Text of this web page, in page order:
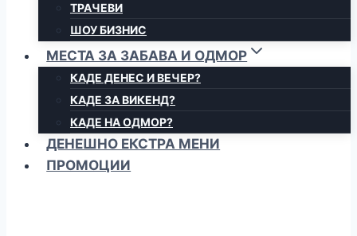
ТРАЧЕВИ
ШОУ БИЗНИС
МЕСТА ЗА ЗАБАВА И ОДМОР
КАДЕ ДЕНЕС И ВЕЧЕР?
КАДЕ ЗА ВИКЕНД?
КАДЕ НА ОДМОР?
ДЕНЕШНО ЕКСТРА МЕНИ
ПРОМОЦИИ